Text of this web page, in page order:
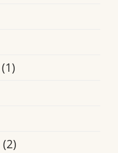
(1)
(2)